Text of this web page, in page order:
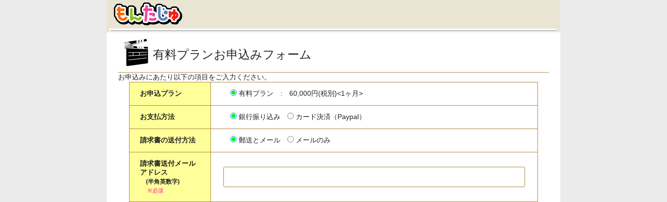
有料プランお申込みフォーム
お申込みにあたり以下の項目をご入力ください。
お申込プラン 有料プラン : 60,000円(税別)<1ヶ月>
お支払方法 銀行振り込み カード決済（Paypal）
請求書の送付方法 郵送とメール メールのみ
請求書送付メール
アドレス
(半角英数字)
※必須